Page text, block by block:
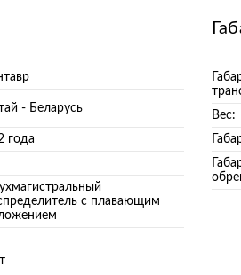
- Беларусь
года
с плавающим
Вес: